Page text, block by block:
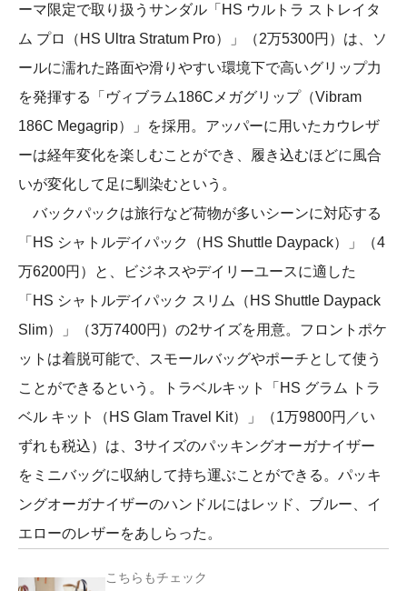
ーマ限定で取り扱うサンダル「HS ウルトラ ストレイタ
ム プロ（HS Ultra Stratum Pro）」（2万5300円）は、ソ
ールに濡れた路面や滑りやすい環境下で高いグリップ力
を発揮する「ヴィブラム186Cメガグリップ（Vibram
186C Megagrip）」を採用。アッパーに用いたカウレザ
ーは経年変化を楽しむことができ、履き込むほどに風合
いが変化して足に馴染むという。
バックパックは旅行など荷物が多いシーンに対応する
「HS シャトルデイパック（HS Shuttle Daypack）」（4
万6200円）と、ビジネスやデイリーユースに適した
「HS シャトルデイパック スリム（HS Shuttle Daypack
Slim）」（3万7400円）の2サイズを用意。フロントポケ
ットは着脱可能で、スモールバッグやポーチとして使う
ことができるという。トラベルキット「HS グラム トラ
ベル キット（HS Glam Travel Kit）」（1万9800円／い
ずれも税込）は、3サイズのパッキングオーガナイザー
をミニバッグに収納して持ち運ぶことができる。パッキ
ングオーガナイザーのハンドルにはレッド、ブルー、イ
エローのレザーをあしらった。
こちらもチェック